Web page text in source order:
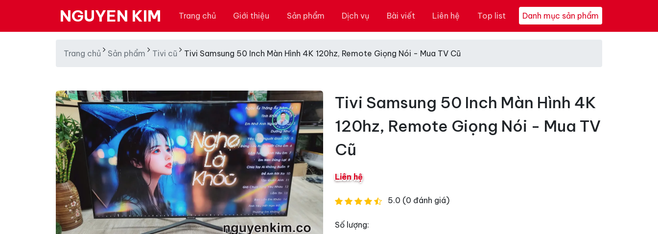
NGUYEN KIM Trang chủ Giới thiệu Sản phẩm Dịch vụ Bài viết Liên hệ Top list Danh mục sản phẩm
Trang chủ Sản phẩm Tivi cũ Tivi Samsung 50 Inch Màn Hình 4K 120hz, Remote Giọng Nói - Mua TV Cũ
Tivi Samsung 50 Inch Màn Hình 4K
120hz, Remote Giọng Nói - Mua TV
Cũ
Liên hệ
5.0 (0 đánh giá)
Số lượng: